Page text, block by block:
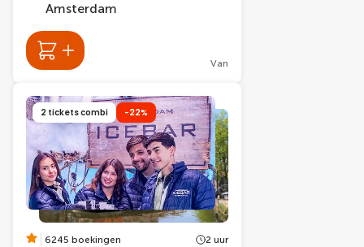
Amsterdam
Van
2 tickets combi -22%
6245 boekingen 2 uur